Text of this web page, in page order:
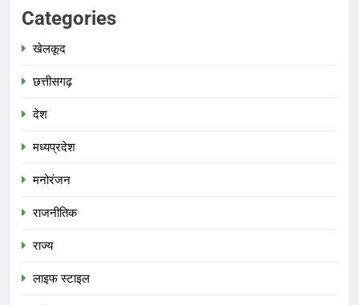
Categories
खेलकूद
छत्तीसगढ़
देश
मध्‍यप्रदेश
मनोरंजन
राजनीतिक
राज्य
लाइफ स्टाइल